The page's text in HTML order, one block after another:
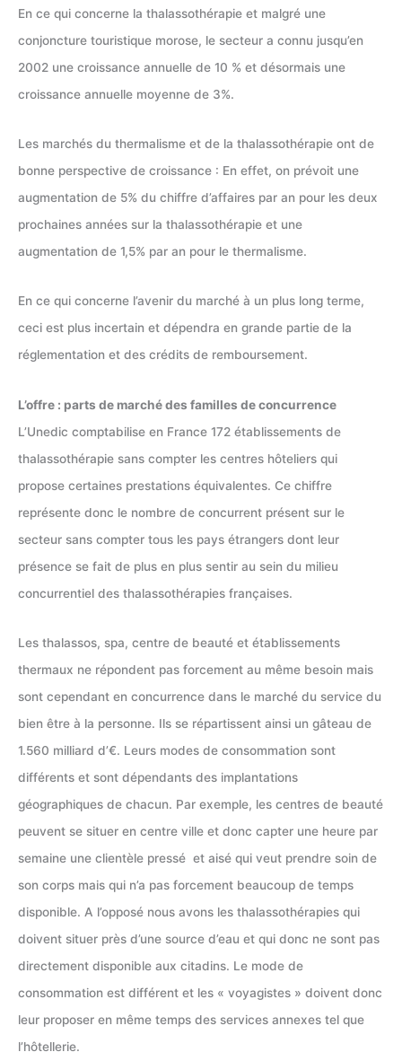
En ce qui concerne la thalassothérapie et malgré une
conjoncture touristique morose, le secteur a connu jusqu’en
2002 une croissance annuelle de 10 % et désormais une
croissance annuelle moyenne de 3%.
Les marchés du thermalisme et de la thalassothérapie ont de
bonne perspective de croissance : En effet, on prévoit une
augmentation de 5% du chiffre d’affaires par an pour les deux
prochaines années sur la thalassothérapie et une
augmentation de 1,5% par an pour le thermalisme.
En ce qui concerne l’avenir du marché à un plus long terme,
ceci est plus incertain et dépendra en grande partie de la
réglementation et des crédits de remboursement.
L’offre : parts de marché des familles de concurrence
L’Unedic comptabilise en France 172 établissements de
thalassothérapie sans compter les centres hôteliers qui
propose certaines prestations équivalentes. Ce chiffre
représente donc le nombre de concurrent présent sur le
secteur sans compter tous les pays étrangers dont leur
présence se fait de plus en plus sentir au sein du milieu
concurrentiel des thalassothérapies françaises.
Les thalassos, spa, centre de beauté et établissements
thermaux ne répondent pas forcement au même besoin mais
sont cependant en concurrence dans le marché du service du
bien être à la personne. Ils se répartissent ainsi un gâteau de
1.560 milliard d’€. Leurs modes de consommation sont
différents et sont dépendants des implantations
géographiques de chacun. Par exemple, les centres de beauté
peuvent se situer en centre ville et donc capter une heure par
semaine une clientèle pressé et aisé qui veut prendre soin de
son corps mais qui n’a pas forcement beaucoup de temps
disponible. A l’opposé nous avons les thalassothérapies qui
doivent situer près d’une source d’eau et qui donc ne sont pas
directement disponible aux citadins. Le mode de
consommation est différent et les « voyagistes » doivent donc
leur proposer en même temps des services annexes tel que
l’hôtellerie.